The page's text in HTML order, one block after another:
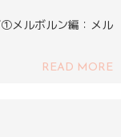
メルボルン編：メル
READ MORE